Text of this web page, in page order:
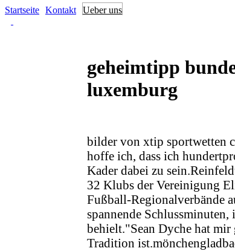
Startseite Kontakt Ueber uns
geheimtipp
luxemburg
bilder von xtip sportwetten
hoffe ich, dass ich
Kader dabei zu
32 Klubs der Vereinigung
Fußball-Regionalverbände
spannende
behielt."Sean Dyche hat mir
Tradition